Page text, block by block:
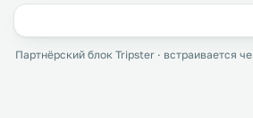
Партнёрский блок Tripster · встраивается